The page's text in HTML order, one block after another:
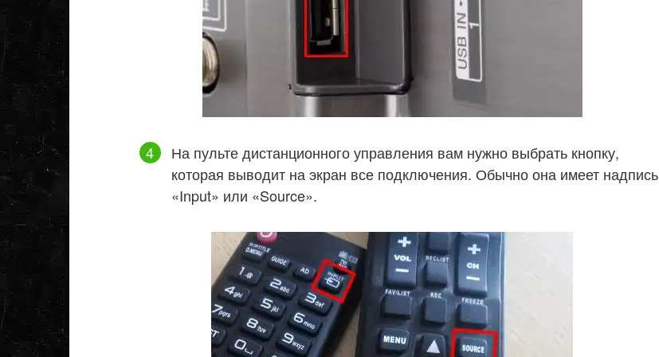
На пульте дистанционного управления вам нужно выбрать кнопку,
которая выводит на экран все подключения. Обычно она имеет надпись
«Input» или «Source».